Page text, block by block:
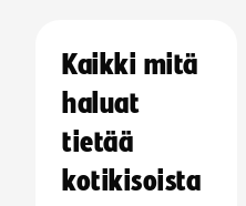
Kaikki mitä
haluat
tietää
kotikisoista